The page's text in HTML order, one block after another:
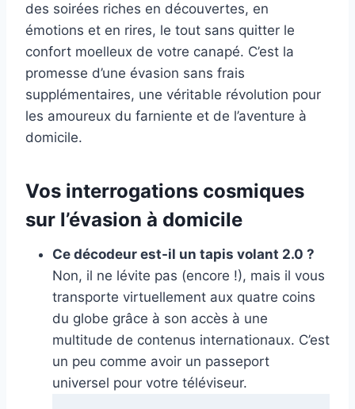
des soirées riches en découvertes, en
émotions et en rires, le tout sans quitter le
confort moelleux de votre canapé. C’est la
promesse d’une évasion sans frais
supplémentaires, une véritable révolution pour
les amoureux du farniente et de l’aventure à
domicile.
Vos interrogations cosmiques
sur l’évasion à domicile
Ce décodeur est-il un tapis volant 2.0 ?
Non, il ne lévite pas (encore !), mais il vous
transporte virtuellement aux quatre coins
du globe grâce à son accès à une
multitude de contenus internationaux. C’est
un peu comme avoir un passeport
universel pour votre téléviseur.